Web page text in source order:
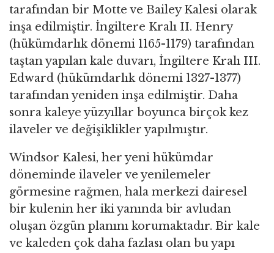
tarafından bir Motte ve Bailey Kalesi olarak
inşa edilmiştir. İngiltere Kralı II. Henry
(hükümdarlık dönemi 1165-1179) tarafından
taştan yapılan kale duvarı, İngiltere Kralı III.
Edward (hükümdarlık dönemi 1327-1377)
tarafından yeniden inşa edilmiştir. Daha
sonra kaleye yüzyıllar boyunca birçok kez
ilaveler ve değişiklikler yapılmıştır.
Windsor Kalesi, her yeni hükümdar
döneminde ilaveler ve yenilemeler
görmesine rağmen, hala merkezi dairesel
bir kulenin her iki yanında bir avludan
oluşan özgün planını korumaktadır. Bir kale
ve kaleden çok daha fazlası olan bu yapı